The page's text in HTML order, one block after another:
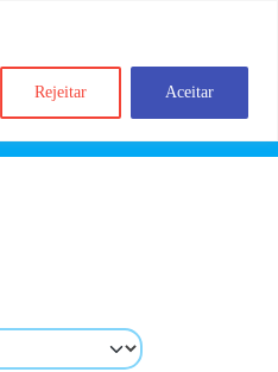
Rejeitar Aceitar
Search Account